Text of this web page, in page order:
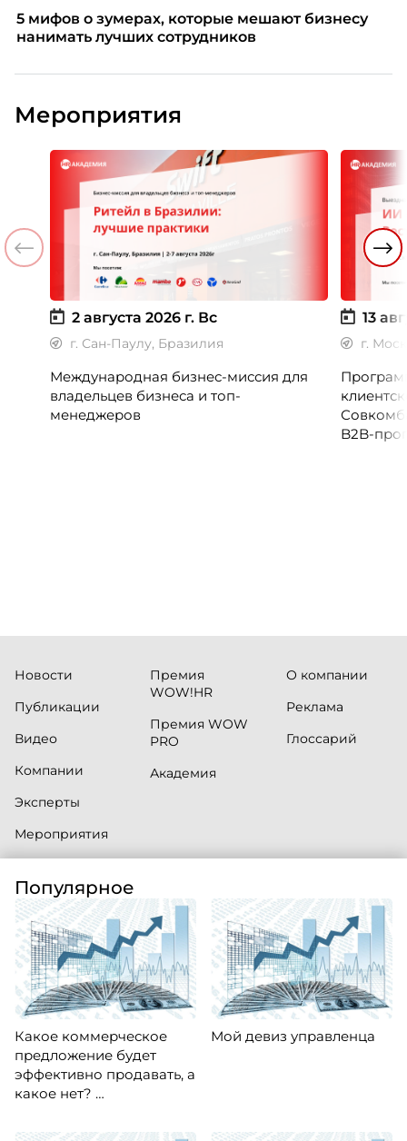
Популярное
Какое коммерческое
предложение будет
эффективно продавать, а
какое нет?
Мой девиз управленца
5 мифов о зумерах, которые мешают бизнесу
нанимать лучших сотрудников
Мероприятия
2 августа 2026 г. Вс
г. Сан-Паулу, Бразилия
Международная бизнес-миссия для
владельцев бизнеса и топ-
менеджеров
13
г.
B2B-
© Информационно-образовательный портал TheHRD,
2012–2026 г. Все права защищены. Материалы ресурса
являются собственностью компании.
Латинское написание наименований проектов
Новости
Публикации
Видео
Компании
Эксперты
Мероприятия
Премия
WOW!HR
Премия WOW
PRO
Академия
О компании
Реклама
Глоссарий
г. Москва, ул. Кременчугская, дом 6, кор. 2
+7 495 972 90-98
Telegram ВКонтакте YouTube